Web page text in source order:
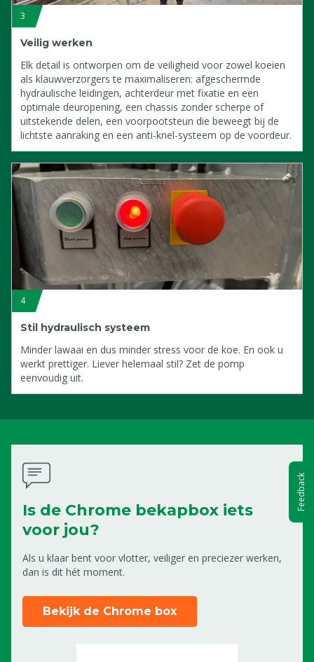
3
Veilig werken
Elk detail is ontworpen om de veiligheid voor zowel koeien
als klauwverzorgers te maximaliseren: afgeschermde
hydraulische leidingen, achterdeur met fixatie en een
optimale deuropening, een chassis zonder scherpe of
uitstekende delen, een voorpootsteun die beweegt bij de
lichtste aanraking en een anti-knel-systeem op de voordeur.
4
Stil hydraulisch systeem
Minder lawaai en dus minder stress voor de koe. En ook u
werkt prettiger. Liever helemaal stil? Zet de pomp
eenvoudig uit.
Is de Chrome bekapbox iets
voor jou?
Als u klaar bent voor vlotter, veiliger en preciezer werken,
dan is dit hét moment.
Bekijk de Chrome box
Feedback